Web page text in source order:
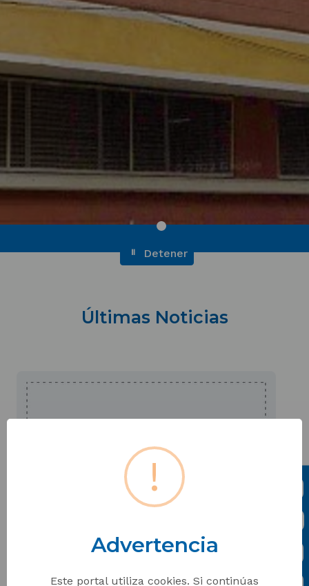
Detener
Últimas Noticias
!
Advertencia
Este portal utiliza cookies. Si continúas